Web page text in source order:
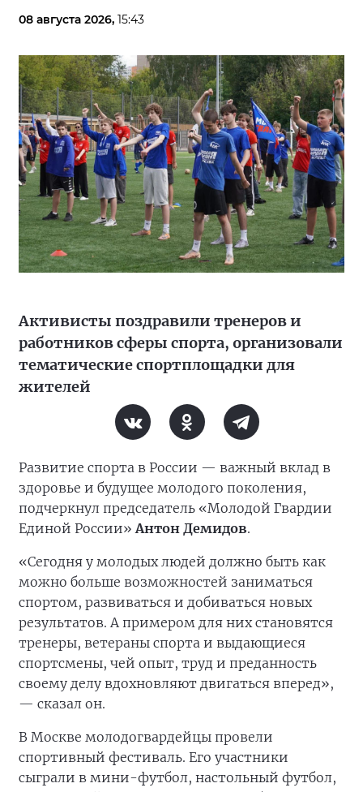
08 августа 2026, 15:43
Активисты поздравили тренеров и
работников сферы спорта, организовали
тематические спортплощадки для
жителей
Развитие спорта в России — важный вклад в
здоровье и будущее молодого поколения,
подчеркнул председатель «Молодой Гвардии
Единой России»Антон Демидов.
«Сегодня у молодых людей должно быть как
можно больше возможностей заниматься
спортом, развиваться и добиваться новых
результатов. А примером для них становятся
тренеры, ветераны спорта и выдающиеся
спортсмены, чей опыт, труд и преданность
своему делу вдохновляют двигаться вперед»,
— сказал он.
В Москве молодогвардейцы провели
спортивный фестиваль. Его участники
сыграли в мини-футбол, настольный футбол,